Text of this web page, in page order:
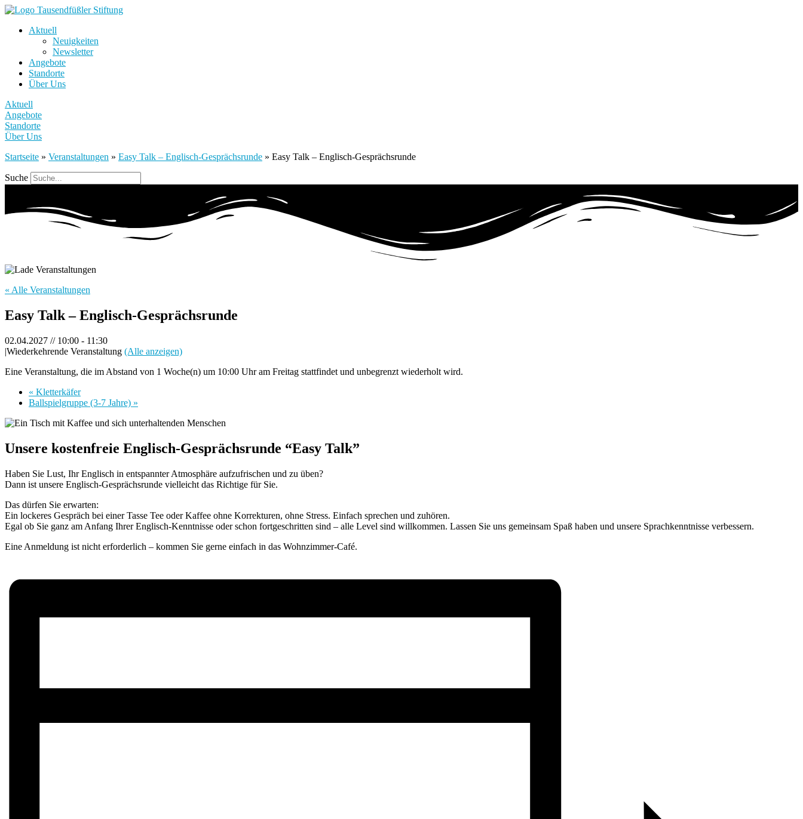
Aktuell
Neuigkeiten
Newsletter
Angebote
Standorte
Über Uns
Aktuell
Angebote
Standorte
Über Uns
Startseite » Veranstaltungen » Easy Talk – Englisch-Gesprächsrunde » Easy Talk – Englisch-Gesprächsrunde
Suche
« Alle Veranstaltungen
Easy Talk – Englisch-Gesprächsrunde
02.04.2027 // 10:00 - 11:30
|Wiederkehrende Veranstaltung (Alle anzeigen)
Eine Veranstaltung, die im Abstand von 1 Woche(n) um 10:00 Uhr am Freitag stattfindet und unbegrenzt wiederholt wird.
« Kletterkäfer
Ballspielgruppe (3-7 Jahre) »
Unsere kostenfreie Englisch-Gesprächsrunde “Easy Talk”
Haben Sie Lust, Ihr Englisch in entspannter Atmosphäre aufzufrischen und zu üben?
Dann ist unsere Englisch-Gesprächsrunde vielleicht das Richtige für Sie.
Das dürfen Sie erwarten:
Ein lockeres Gespräch bei einer Tasse Tee oder Kaffee ohne Korrekturen, ohne Stress. Einfach sprechen und zuhören.
Egal ob Sie ganz am Anfang Ihrer Englisch-Kenntnisse oder schon fortgeschritten sind – alle Level sind willkommen. Lassen Sie uns gemeinsam Spaß haben und unsere Sprachkenntnisse verbessern.
Eine Anmeldung ist nicht erforderlich – kommen Sie gerne einfach in das Wohnzimmer-Café.